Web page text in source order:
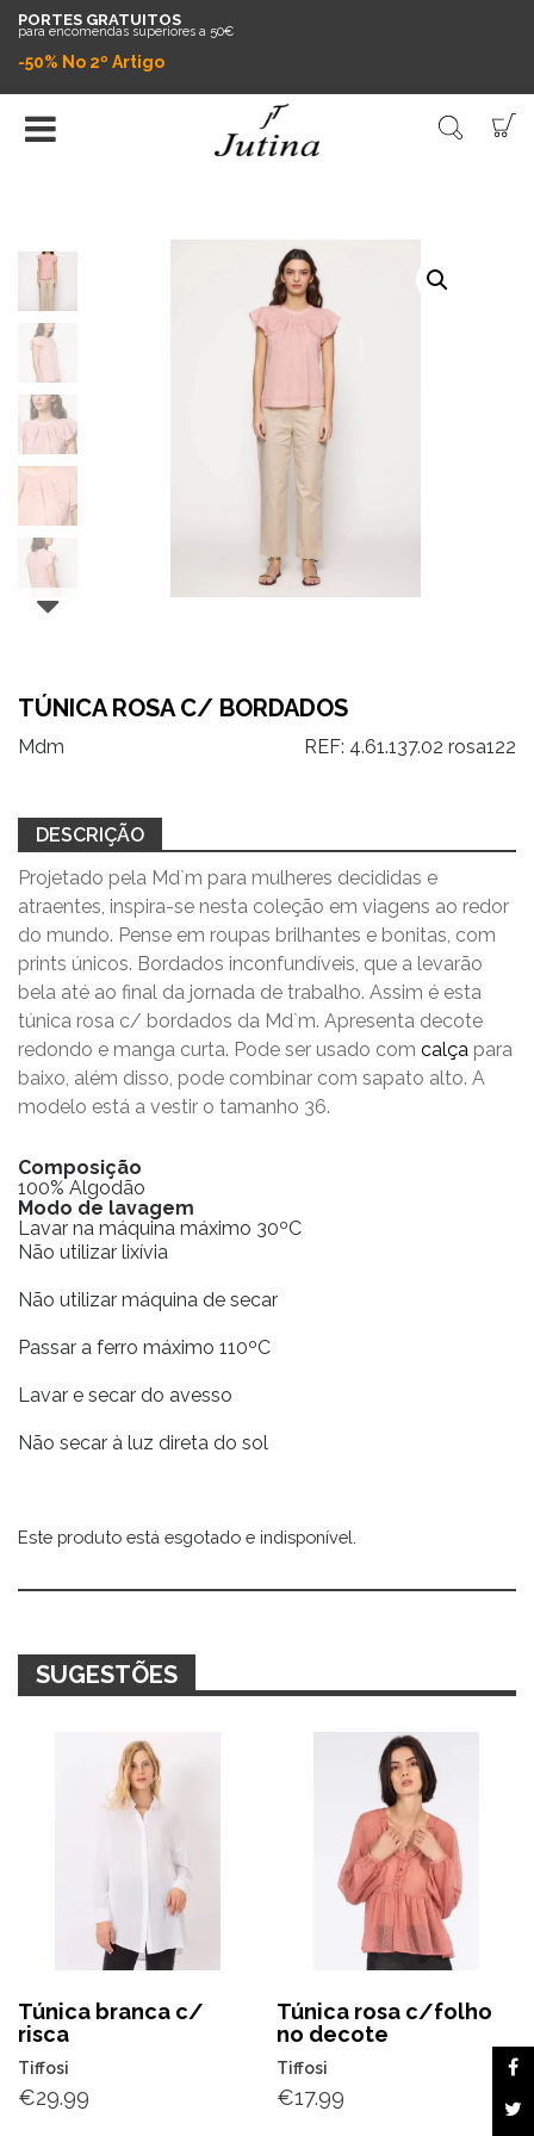
PORTES GRATUITOS
para encomendas superiores a 50€
-50% No 2º Artigo
TÚNICA ROSA C/ BORDADOS
Mdm REF: 4.61.137.02 rosa122
DESCRIÇÃO
Projetado pela Md`m para mulheres decididas e
atraentes, inspira-se nesta coleção em viagens ao redor
do mundo. Pense em roupas brilhantes e bonitas, com
prints únicos. Bordados inconfundíveis, que a levarão
bela até ao final da jornada de trabalho. Assim é esta
túnica rosa c/ bordados da Md`m. Apresenta decote
redondo e manga curta. Pode ser usado com calça para
baixo, além disso, pode combinar com sapato alto. A
modelo está a vestir o tamanho 36.
Composição
100% Algodão
Modo de lavagem
Lavar na máquina máximo 30ºC
Não utilizar lixívia
Não utilizar máquina de secar
Passar a ferro máximo 110ºC
Lavar e secar do avesso
Não secar à luz direta do sol
Este produto está esgotado e indisponível.
Alternative:
SUGESTÕES
Túnica branca c/
risca
Tiffosi
€29.99
Túnica rosa c/folho
no decote
Tiffosi
€17.99